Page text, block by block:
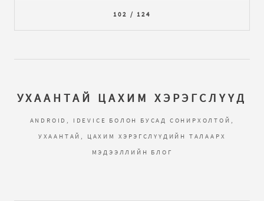
102 / 124
УХААНТАЙ ЦАХИМ ХЭРЭГСЛҮҮД
ANDROID, IDEVICE БОЛОН БУСАД СОНИРХОЛТОЙ,
УХААНТАЙ, ЦАХИМ ХЭРЭГСЛҮҮДИЙН ТАЛААРХ
МЭДЭЭЛЛИЙН БЛОГ